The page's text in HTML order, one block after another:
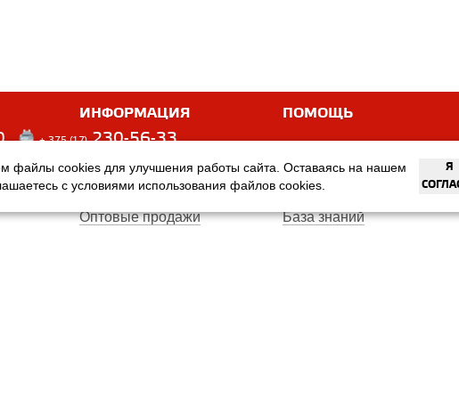
ИНФОРМАЦИЯ ПОМОЩЬ
+ 375 (17) 230-56-33
Оплата
Оптовые продажи
Услуги
База знаний
файлы cookies для улучшения работы сайта. Оставаясь на нашем
с условиями использования файлов cookies.
Я